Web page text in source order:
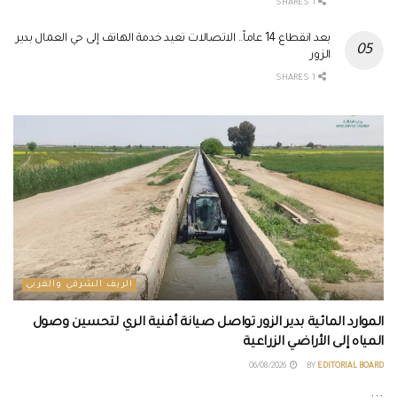
بعد انقطاع 14 عاماً.. الاتصالات تعيد خدمة الهاتف إلى حي العمال بدير
الزور
الريف الشرقي والغربي
الموارد المائية بدير الزور تواصل صيانة أقنية الري لتحسين وصول
المياه إلى الأراضي الزراعية
BY EDITORIAL BOARD
...